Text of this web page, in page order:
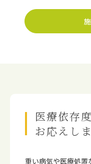
医療依存
お応えしま
重い病気や医療処